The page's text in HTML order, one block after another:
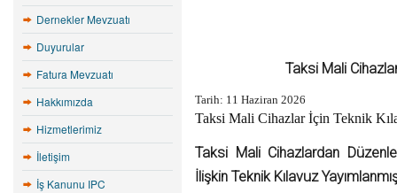
Dernekler Mevzuatı
Duyurular
Fatura Mevzuatı
Hakkımızda
Hizmetlerimiz
İletişim
İş Kanunu IPC
Taksi Mali
Tarih: 11 Haziran 2026
Taksi Mali Cihazlar İçin Teknik
Taksi Mali Cihazlardan
İlişkin Teknik Kılavuz